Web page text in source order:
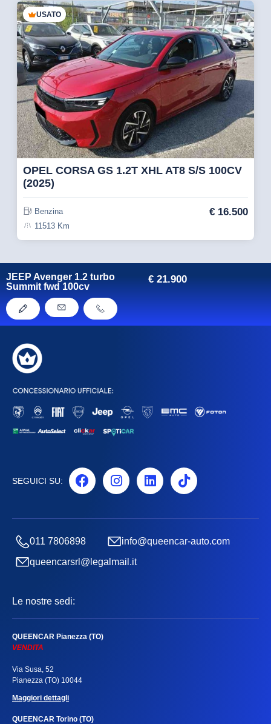
USATO
OPEL CORSA GS 1.2T XHL AT8 S/S 100CV
(2025)
Benzina
11513 Km
€ 16.500
JEEP Avenger 1.2 turbo
Summit fwd 100cv
€ 21.900
SEGUICI SU:
011 7806898
info@queencar-auto.com
queencarsrl@legalmail.it
Le nostre sedi:
QUEENCAR Pianezza (TO)
VENDITA
Via Susa, 52
Pianezza (TO) 10044
Maggiori dettagli
QUEENCAR Torino (TO)